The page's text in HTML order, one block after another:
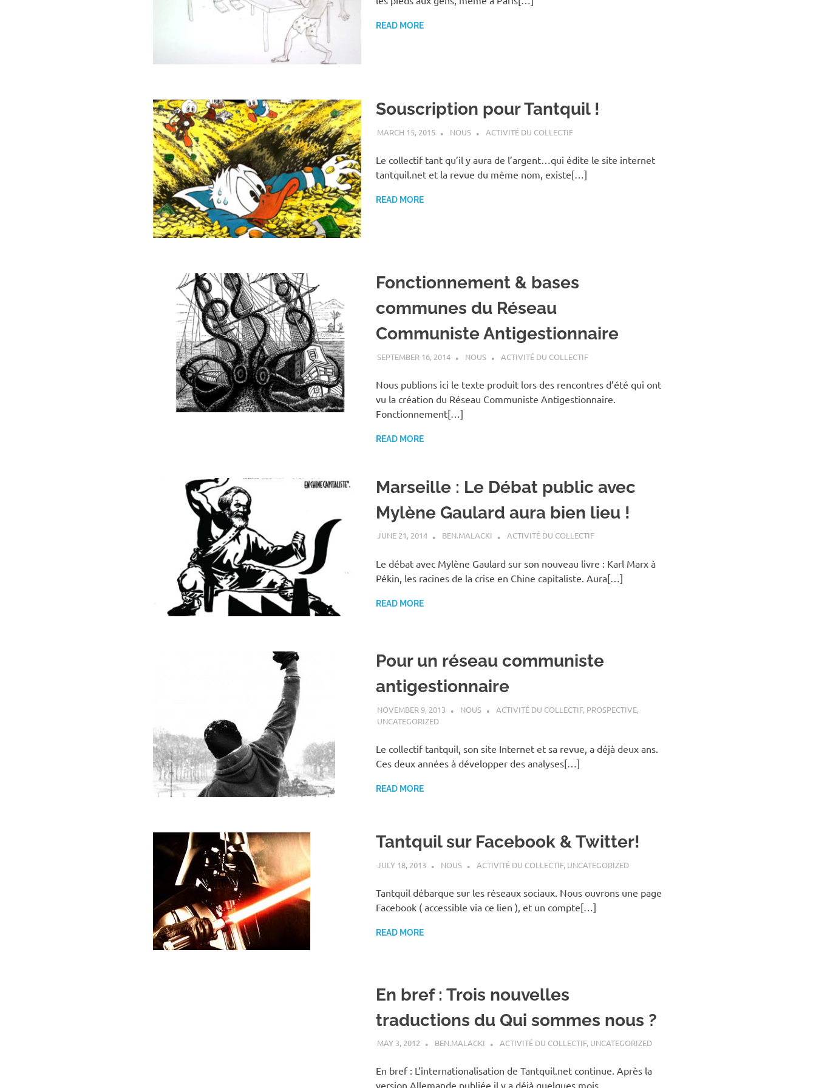
READ MORE
Souscription pour Tantquil !
MARCH 15, 2015 NOUS ACTIVITÉ DU COLLECTIF
Le collectif tant qu’il y aura de l’argent…qui édite le site internet
tantquil.net et la revue du même nom, existe[…]
READ MORE
Fonctionnement & bases
communes du Réseau
Communiste Antigestionnaire
SEPTEMBER 16, 2014 NOUS ACTIVITÉ DU COLLECTIF
Nous publions ici le texte produit lors des rencontres d’été qui ont
vu la création du Réseau Communiste Antigestionnaire.
Fonctionnement[…]
READ MORE
Marseille : Le Débat public avec
Mylène Gaulard aura bien lieu !
JUNE 21, 2014 BEN.MALACKI ACTIVITÉ DU COLLECTIF
Le débat avec Mylène Gaulard sur son nouveau livre : Karl Marx à
Pékin, les racines de la crise en Chine capitaliste. Aura[…]
READ MORE
Pour un réseau communiste
antigestionnaire
NOVEMBER 9, 2013 NOUS ACTIVITÉ DU COLLECTIF, PROSPECTIVE,
UNCATEGORIZED
Le collectif tantquil, son site Internet et sa revue, a déjà deux ans.
Ces deux années à développer des analyses[…]
READ MORE
Tantquil sur Facebook & Twitter!
JULY 18, 2013 NOUS ACTIVITÉ DU COLLECTIF, UNCATEGORIZED
Tantquil débarque sur les réseaux sociaux. Nous ouvrons une page
Facebook ( accessible via ce lien ), et un compte[…]
READ MORE
En bref : Trois nouvelles
traductions du Qui sommes nous ?
MAY 3, 2012 BEN.MALACKI ACTIVITÉ DU COLLECTIF, UNCATEGORIZED
En bref : L’internationalisation de Tantquil.net continue. Après la
version Allemande publiée il y a déjà quelques mois,